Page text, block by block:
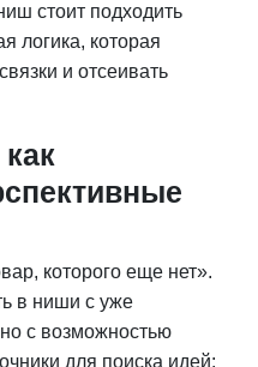
стоит подходить
логика, которая
и отсеивать
которого еще нет».
в ниши с уже
с возможностью
для поиска идей: